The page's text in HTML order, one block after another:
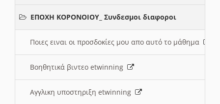
ΕΠΟΧΗ ΚΟΡΟΝΟΙΟΥ_ Συνδεσμοι διαφοροι
Ποιες ειναι οι προσδοκίες μου απο αυτό το μάθημα
Βοηθητικά βιντεο etwinning
Αγγλικη υποστηριξη etwinning